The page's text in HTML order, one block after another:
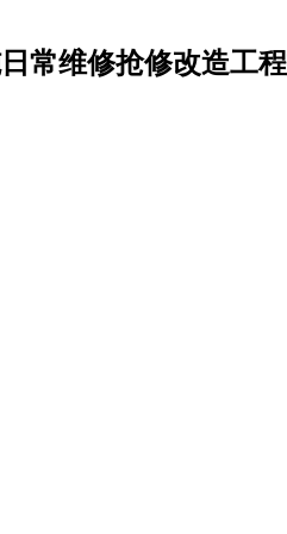
常维修抢修改造工